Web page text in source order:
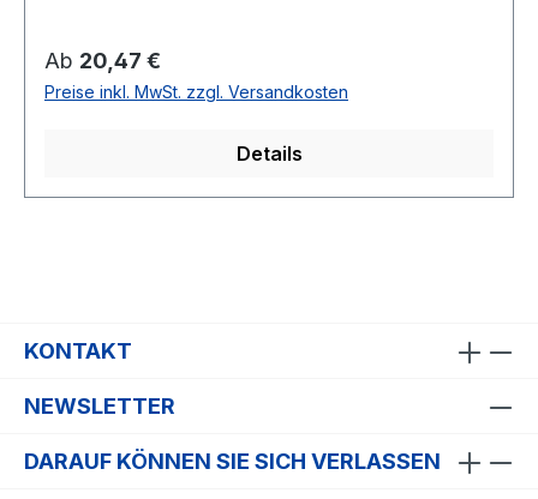
Regulärer Preis:
Ab 20,47 €
Preise inkl. MwSt. zzgl. Versandkosten
Details
KONTAKT
NEWSLETTER
DARAUF KÖNNEN SIE SICH VERLASSEN